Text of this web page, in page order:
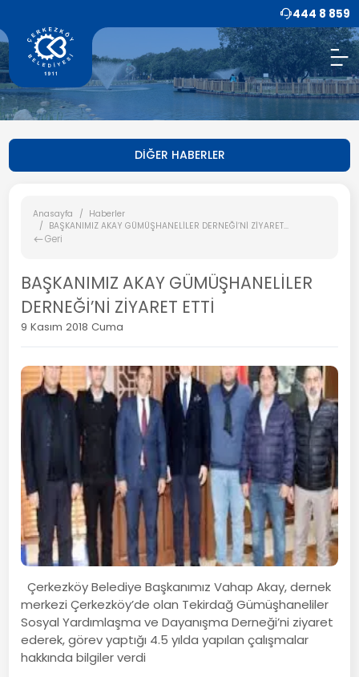
444 8 859
DİĞER HABERLER
Anasayfa
Haberler
BAŞKANIMIZ AKAY GÜMÜŞHANELİLER DERNEĞİ’Nİ ZİYARET...
Geri
BAŞKANIMIZ AKAY GÜMÜŞHANELİLER
DERNEĞİ’Nİ ZİYARET ETTİ
9 Kasım 2018 Cuma
Çerkezköy Belediye Başkanımız Vahap Akay, dernek
merkezi Çerkezköy’de olan Tekirdağ Gümüşhaneliler
Sosyal Yardımlaşma ve Dayanışma Derneği’ni ziyaret
ederek, görev yaptığı 4.5 yılda yapılan çalışmalar
hakkında bilgiler verdi